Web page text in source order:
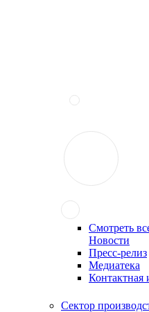
Смотреть
Новости
Пресс-релиз
Медиатека
Контактная
Сектор